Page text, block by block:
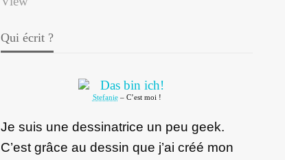
Qui écrit ?
Stefanie– C’est moi !
Je suis une dessinatrice un peu geek.
C’est grâce au dessin que j’ai créé mon